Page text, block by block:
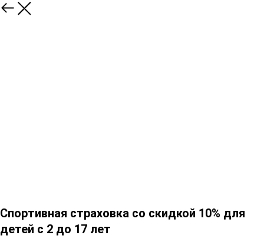
Спортивная страховка со скидкой 10% для
детей с 2 до 17 лет